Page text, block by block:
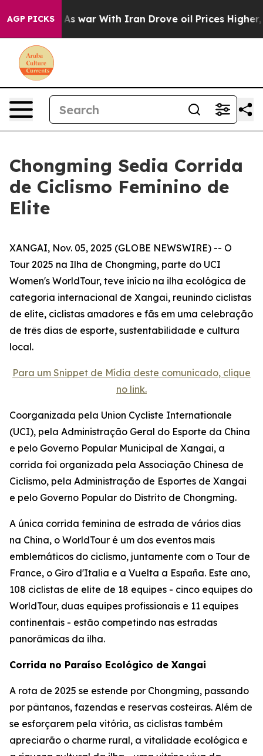
AGP PICKS
Didn’t As war With Iran Drove oil Prices Higher,
Chongming Sedia Corrida
de Ciclismo Feminino de
Elite
XANGAI, Nov. 05, 2025 (GLOBE NEWSWIRE) -- O
Tour 2025 na Ilha de Chongming, parte do UCI
Women's WorldTour, teve início na ilha ecológica de
categoria internacional de Xangai, reunindo ciclistas
de elite, ciclistas amadores e fãs em uma celebração
de três dias de esporte, sustentabilidade e cultura
local.
Para um Snippet de Mídia deste comunicado, clique
no link.
Coorganizada pela Union Cycliste Internationale
(UCI), pela Administração Geral do Esporte da China
e pelo Governo Popular Municipal de Xangai, a
corrida foi organizada pela Associação Chinesa de
Ciclismo, pela Administração de Esportes de Xangai
e pelo Governo Popular do Distrito de Chongming.
A única corrida feminina de estrada de vários dias
na China, o WorldTour é um dos eventos mais
emblemáticos do ciclismo, juntamente com o Tour de
France, o Giro d'Italia e a Vuelta a España. Este ano,
108 ciclistas de elite de 18 equipes - cinco equipes do
WorldTour, duas equipes profissionais e 11 equipes
continentais - estão competindo nas estradas
panorâmicas da ilha.
Corrida no Paraíso Ecológico de Xangai
A rota de 2025 se estende por Chongming, passando
por pântanos, fazendas e reservas costeiras. Além de
se esforçarem pela vitória, as ciclistas também
apreciarão o charme rural, a vitalidade ecológica e